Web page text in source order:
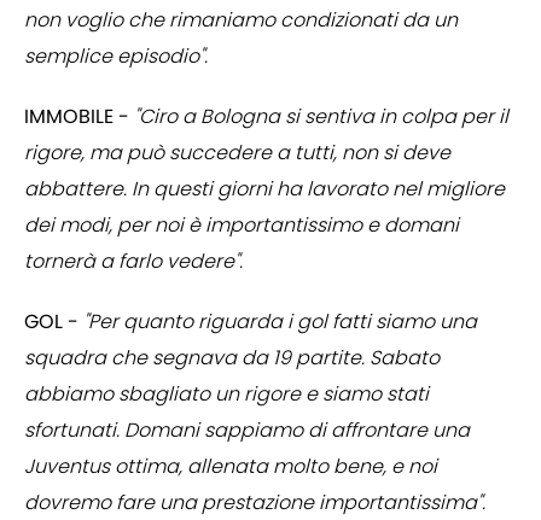
non voglio che rimaniamo condizionati da un
semplice episodio".
IMMOBILE - "Ciro a Bologna si sentiva in colpa per il
rigore, ma può succedere a tutti, non si deve
abbattere. In questi giorni ha lavorato nel migliore
dei modi, per noi è importantissimo e domani
tornerà a farlo vedere".
GOL - "Per quanto riguarda i gol fatti siamo una
squadra che segnava da 19 partite. Sabato
abbiamo sbagliato un rigore e siamo stati
sfortunati. Domani sappiamo di affrontare una
Juventus ottima, allenata molto bene, e noi
dovremo fare una prestazione importantissima".